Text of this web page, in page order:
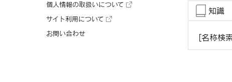
個人情報の取扱いについて
サイト利用について
お問い合わせ
知識
[‍名称検